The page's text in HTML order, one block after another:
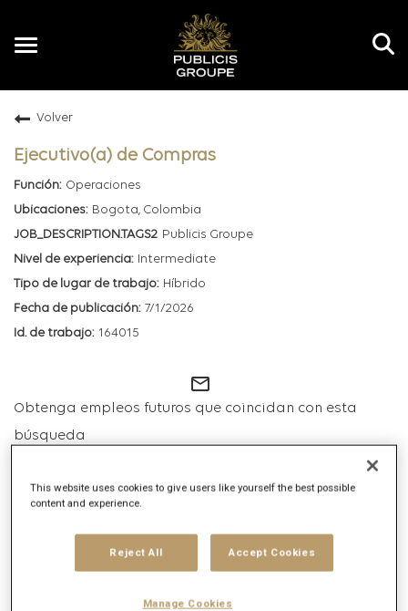
Toggle
Volver
Ejecutivo(a) de Compras
Operaciones
Bogota, Colombia
Publicis Groupe
Intermediate
Híbrido
7/1/2026
164015
mail_outline
Obtenga empleos futuros que coincidan con esta
búsqueda
Descripción del puesto
This website uses cookies to give users like yourself the best possible
content and experience.
Reject All Accept Cookies
Manage Cookies